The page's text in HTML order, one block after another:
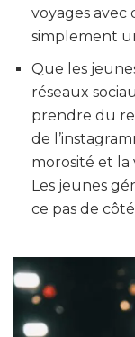
voyages avec
simplement
Que les
réseaux
prendre du
de
morosité et la
Les jeunes
ce pas de